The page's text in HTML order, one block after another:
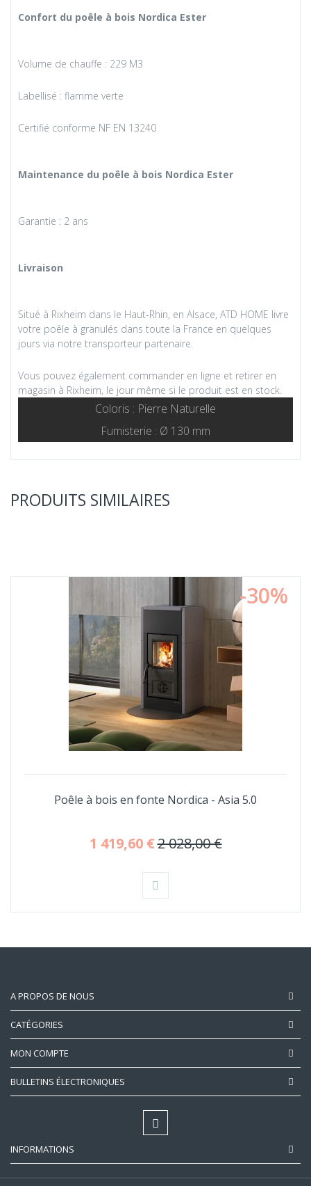
Confort du poêle à bois Nordica Ester
Volume de chauffe : 229 M3
Labellisé : flamme verte
Certifié conforme NF EN 13240
Maintenance du poêle à bois Nordica Ester
Garantie : 2 ans
Livraison
Situé à Rixheim dans le Haut-Rhin, en Alsace, ATD HOME livre
votre poêle à granulés dans toute la France en quelques
jours via notre transporteur partenaire.
Vous pouvez également commander en ligne et retirer en
magasin à Rixheim, le jour même si le produit est en stock.
Coloris : Pierre Naturelle
Fumisterie : Ø 130 mm
PRODUITS SIMILAIRES
-30%
Poêle à bois en fonte Nordica - Asia 5.0
1 419,60 €2 028,00 €
A PROPOS DE NOUS
CATÉGORIES
MON COMPTE
BULLETINS ÉLECTRONIQUES
INFORMATIONS